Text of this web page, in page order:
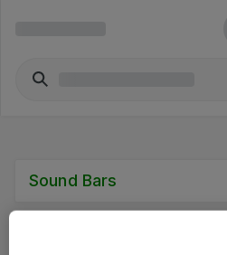
Sound Bars